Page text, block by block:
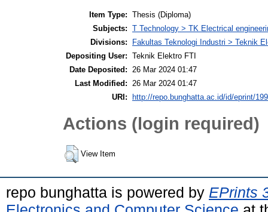
Item Type: Thesis (Diploma)
Subjects: T Technology > TK Electrical
Divisions:
Fakultas Teknologi Industri > Teknik
Depositing User: Teknik Elektro FTI
Date Deposited:
26 Mar 2024 01:47
Last Modified:
26 Mar 2024 01:47
URI:
http://repo.bunghatta.ac.id/id/eprint/
Actions (login required)
View Item
repo bunghatta is powered by EPrints